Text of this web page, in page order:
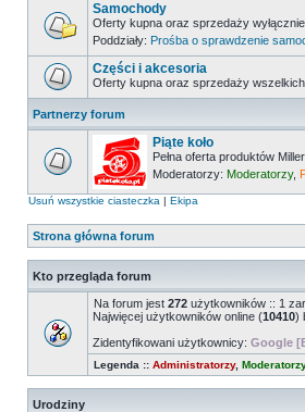
Samochody
Oferty kupna oraz sprzedaży
Poddziały: Prośba o sprawdzenie
Części i akcesoria
Oferty kupna oraz sprzedaży
Partnerzy forum
Piąte koło
Pełna oferta produktów
Moderatorzy: Moderatorzy,
Usuń wszystkie ciasteczka | Ekipa
Strona główna forum
Kto przegląda forum
Na forum jest 272 użytkowników :: 1
Najwięcej użytkowników online (10410)
Zidentyfikowani użytkownicy: Google
Legenda :: Administratorzy, Moderatorzy
Urodziny